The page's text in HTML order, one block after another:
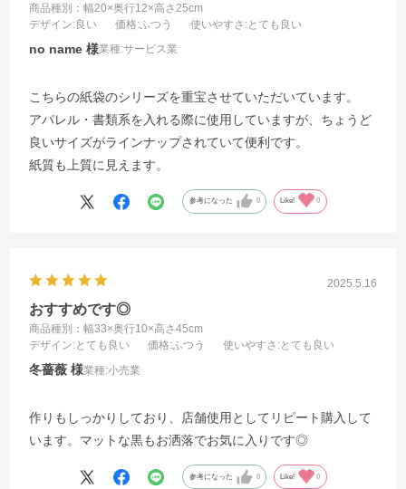
商品種別：幅20×奥行12×高さ25cm
デザイン:良い 価格:ふつう 使いやすさ :とても良い
no name 業種:サービス業
こちらの紙袋のシリーズを重宝させていただいています。
アパレル・書類系を入れる際に使用していますが、ちょうど
良いサイズがラインナップされていて便利です。
紙質も上質に見えます。
参考になった 0 Like! 0
2025.5.16
おすすめです◎
商品種別：幅33×奥行10×高さ45cm
デザイン:とても良い 価格:ふつう 使いやすさ :とても良い
冬薔薇 業種:小売業
作りもしっかりしており、店舗使用としてリピート購入して
います。マットな黒もお洒落でお気に入りです◎
参考になった 0 Like! 0